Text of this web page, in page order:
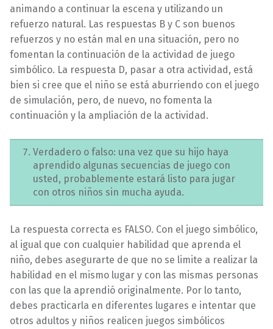
animando a continuar la escena y utilizando un
refuerzo natural. Las respuestas B y C son buenos
refuerzos y no están mal en una situación, pero no
fomentan la continuación de la actividad de juego
simbólico. La respuesta D, pasar a otra actividad, está
bien si cree que el niño se está aburriendo con el juego
de simulación, pero, de nuevo, no fomenta la
continuación y la ampliación de la actividad.
Verdadero o falso: una vez que su hijo haya
aprendido algunas secuencias de juego con
usted, probablemente estará listo para jugar
con otros niños sin mucha ayuda.
La respuesta correcta es FALSO. Con el juego simbólico,
al igual que con cualquier habilidad que aprenda el
niño, debes asegurarte de que no se limite a realizar la
habilidad en el mismo lugar y con las mismas personas
con las que la aprendió originalmente. Por lo tanto,
debes practicarla en diferentes lugares e intentar que
otros adultos y niños realicen juegos simbólicos